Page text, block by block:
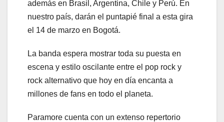
además en Brasil, Argentina, Chile y Perú. En
nuestro país, darán el puntapié final a esta gira
el 14 de marzo en Bogotá.
La banda espera mostrar toda su puesta en
escena y estilo oscilante entre el pop rock y
rock alternativo que hoy en día encanta a
millones de fans en todo el planeta.
Paramore cuenta con un extenso repertorio